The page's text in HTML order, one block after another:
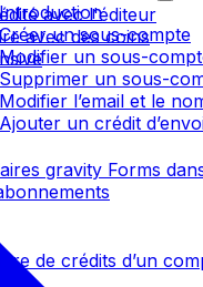
un sous-compte
un sous-
un sous-
l’email et le
un crédit
gravity Forms
de crédits d’un
avec l'éditeur
avec des coins